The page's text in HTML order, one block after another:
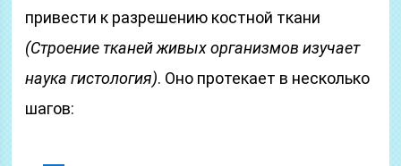
привести к разрешению костной ткани
(Строение тканей живых организмов изучает
наука гистология). Оно протекает в несколько
шагов: